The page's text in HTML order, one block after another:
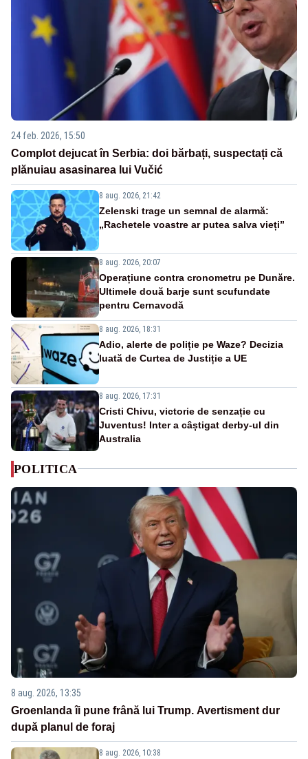
24 feb. 2026, 15:50
Complot dejucat în Serbia: doi bărbați, suspectați că
plănuiau asasinarea lui Vučić
8 aug. 2026, 21:42
Zelenski trage un semnal de alarmă:
„Rachetele voastre ar putea salva vieți”
8 aug. 2026, 20:07
Operațiune contra cronometru pe Dunăre.
Ultimele două barje sunt scufundate
pentru Cernavodă
8 aug. 2026, 18:31
Adio, alerte de poliție pe Waze? Decizia
luată de Curtea de Justiție a UE
8 aug. 2026, 17:31
Cristi Chivu, victorie de senzație cu
Juventus! Inter a câștigat derby-ul din
Australia
POLITICA
8 aug. 2026, 13:35
Groenlanda îi pune frână lui Trump. Avertisment dur
după planul de foraj
8 aug. 2026, 10:38